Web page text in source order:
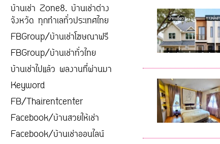
บ้านเช่า Zone8. บ้านเช่าต่าง
จังหวัด ทุกทำเลทั่วประเทศไทย
FBGroup/บ้านเช่าโฆษณาฟรี
FBGroup/บ้านเช่าทั่วไทย
บ้านเช่าไปแล้ว ผลงานที่ผ่านมา
Keyword
FB/Thairentcenter
Facebook/บ้านสวยให้เช่า
Facebook/บ้านเช่าออนไลน์